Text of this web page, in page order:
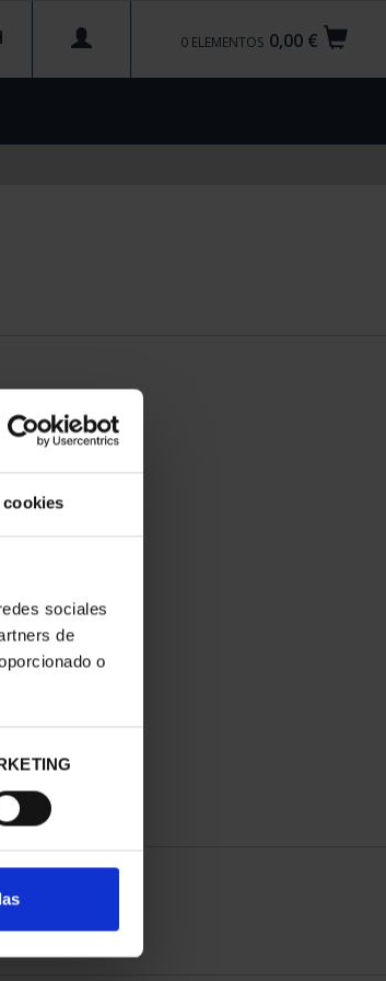
cookies
sociales
de
o
0,00 €
0 ELEMENTOS